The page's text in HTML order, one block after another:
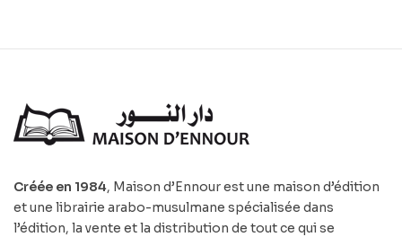
Créée en 1984, Maison d’Ennour est une maison d’édition
et une librairie arabo-musulmane spécialisée dans
l’édition, la vente et la distribution de tout ce qui se